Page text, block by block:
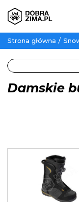
Strona główna
Damskie